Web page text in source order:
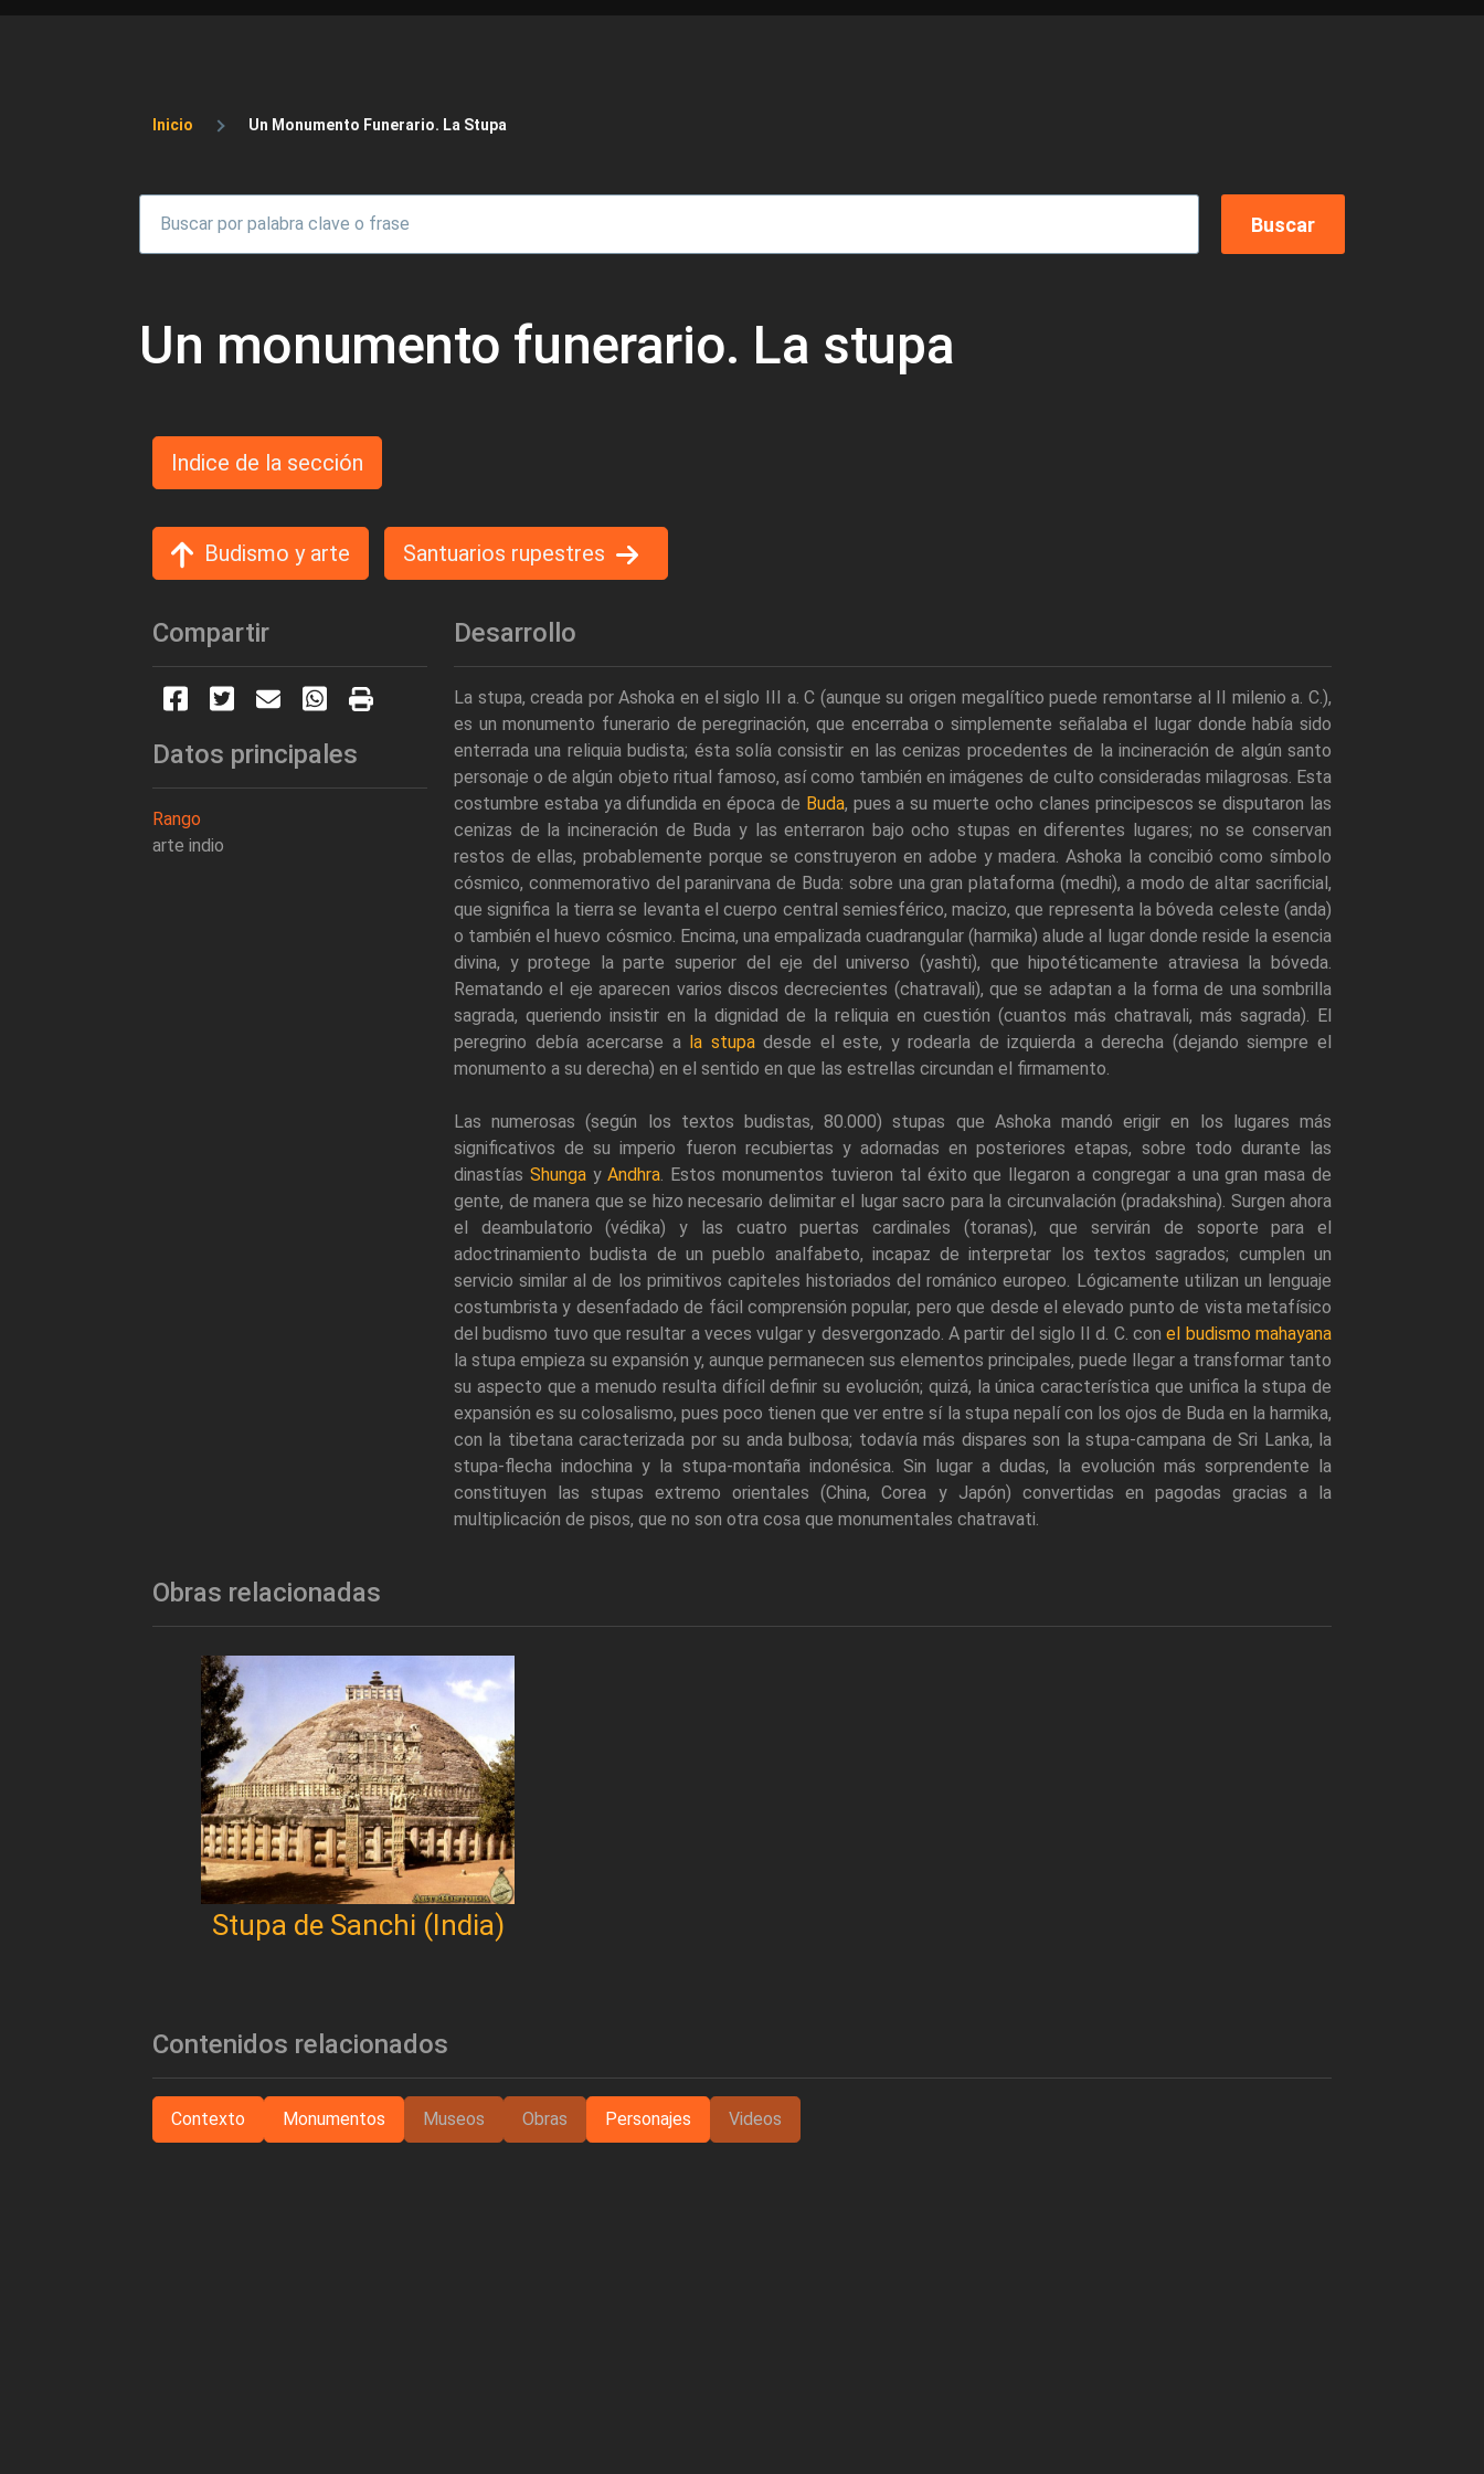
Sobrescribir enlaces de ayuda a la navegación
Inicio Un Monumento Funerario. La Stupa
Un monumento funerario. La stupa
Indice de la sección
Budismo y arte Santuarios rupestres
Compartir
Datos principales
Rango
arte indio
Desarrollo
La stupa, creada por Ashoka en el siglo III a. C (aunque su origen megalítico puede remontarse al II milenio a. C.),
es un monumento funerario de peregrinación, que encerraba o simplemente señalaba el lugar donde había sido
enterrada una reliquia budista; ésta solía consistir en las cenizas procedentes de la incineración de algún santo
personaje o de algún objeto ritual famoso, así como también en imágenes de culto consideradas milagrosas. Esta
costumbre estaba ya difundida en época de Buda, pues a su muerte ocho clanes principescos se disputaron las
cenizas de la incineración de Buda y las enterraron bajo ocho stupas en diferentes lugares; no se conservan
restos de ellas, probablemente porque se construyeron en adobe y madera. Ashoka la concibió como símbolo
cósmico, conmemorativo del paranirvana de Buda: sobre una gran plataforma (medhi), a modo de altar sacrificial,
que significa la tierra se levanta el cuerpo central semiesférico, macizo, que representa la bóveda celeste (anda)
o también el huevo cósmico. Encima, una empalizada cuadrangular (harmika) alude al lugar donde reside la esencia
divina, y protege la parte superior del eje del universo (yashti), que hipotéticamente atraviesa la bóveda.
Rematando el eje aparecen varios discos decrecientes (chatravali), que se adaptan a la forma de una sombrilla
sagrada, queriendo insistir en la dignidad de la reliquia en cuestión (cuantos más chatravali, más sagrada). El
peregrino debía acercarse a la stupadesde el este, y rodearla de izquierda a derecha (dejando siempre el
monumento a su derecha) en el sentido en que las estrellas circundan el firmamento.
Las numerosas (según los textos budistas, 80.000) stupas que Ashoka mandó erigir en los lugares más
significativos de su imperio fueron recubiertas y adornadas en posteriores etapas, sobre todo durante las
dinastías ShungayAndhra. Estos monumentos tuvieron tal éxito que llegaron a congregar a una gran masa de
gente, de manera que se hizo necesario delimitar el lugar sacro para la circunvalación (pradakshina). Surgen ahora
el deambulatorio (védika) y las cuatro puertas cardinales (toranas), que servirán de soporte para el
adoctrinamiento budista de un pueblo analfabeto, incapaz de interpretar los textos sagrados; cumplen un
servicio similar al de los primitivos capiteles historiados del románico europeo. Lógicamente utilizan un lenguaje
costumbrista y desenfadado de fácil comprensión popular, pero que desde el elevado punto de vista metafísico
del budismo tuvo que resultar a veces vulgar y desvergonzado. A partir del siglo II d. C. conel budismo mahayana
la stupa empieza su expansión y, aunque permanecen sus elementos principales, puede llegar a transformar tanto
su aspecto que a menudo resulta difícil definir su evolución; quizá, la única característica que unifica la stupa de
expansión es su colosalismo, pues poco tienen que ver entre sí la stupa nepalí con los ojos de Buda en la harmika,
con la tibetana caracterizada por su anda bulbosa; todavía más dispares son la stupa-campana de Sri Lanka, la
stupa-flecha indochina y la stupa-montaña indonésica. Sin lugar a dudas, la evolución más sorprendente la
constituyen las stupas extremo orientales (China, Corea y Japón) convertidas en pagodas gracias a la
multiplicación de pisos, que no son otra cosa que monumentales chatravati.
Obras relacionadas
Stupa de Sanchi (India)
Contenidos relacionados
Contexto Monumentos Museos Obras Personajes Videos